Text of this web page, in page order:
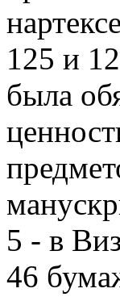
125 и
была
5 - в
46